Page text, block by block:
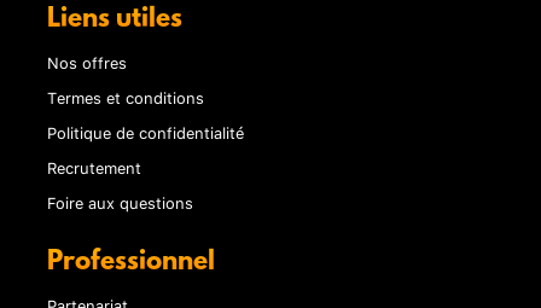
Liens utiles
Nos offres
Termes et conditions
Politique de confidentialité
Recrutement
Foire aux questions
Professionnel